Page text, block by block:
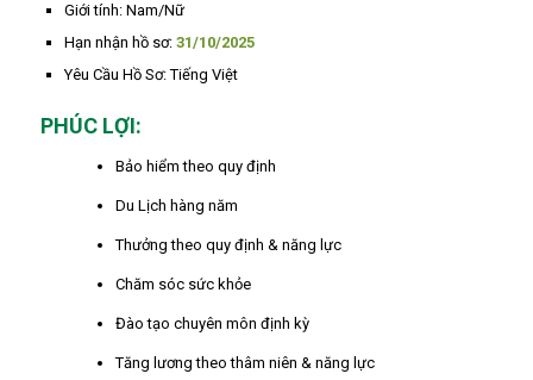
Giới tính: Nam/Nữ
Hạn nhận hồ sơ: 31/10/2025
Yêu Cầu Hồ Sơ: Tiếng Việt
PHÚC LỢI:
Bảo hiểm theo quy định
Du Lịch hàng năm
Thưởng theo quy định & năng lực
Chăm sóc sức khỏe
Đào tạo chuyên môn định kỳ
Tăng lương theo thâm niên & năng lực